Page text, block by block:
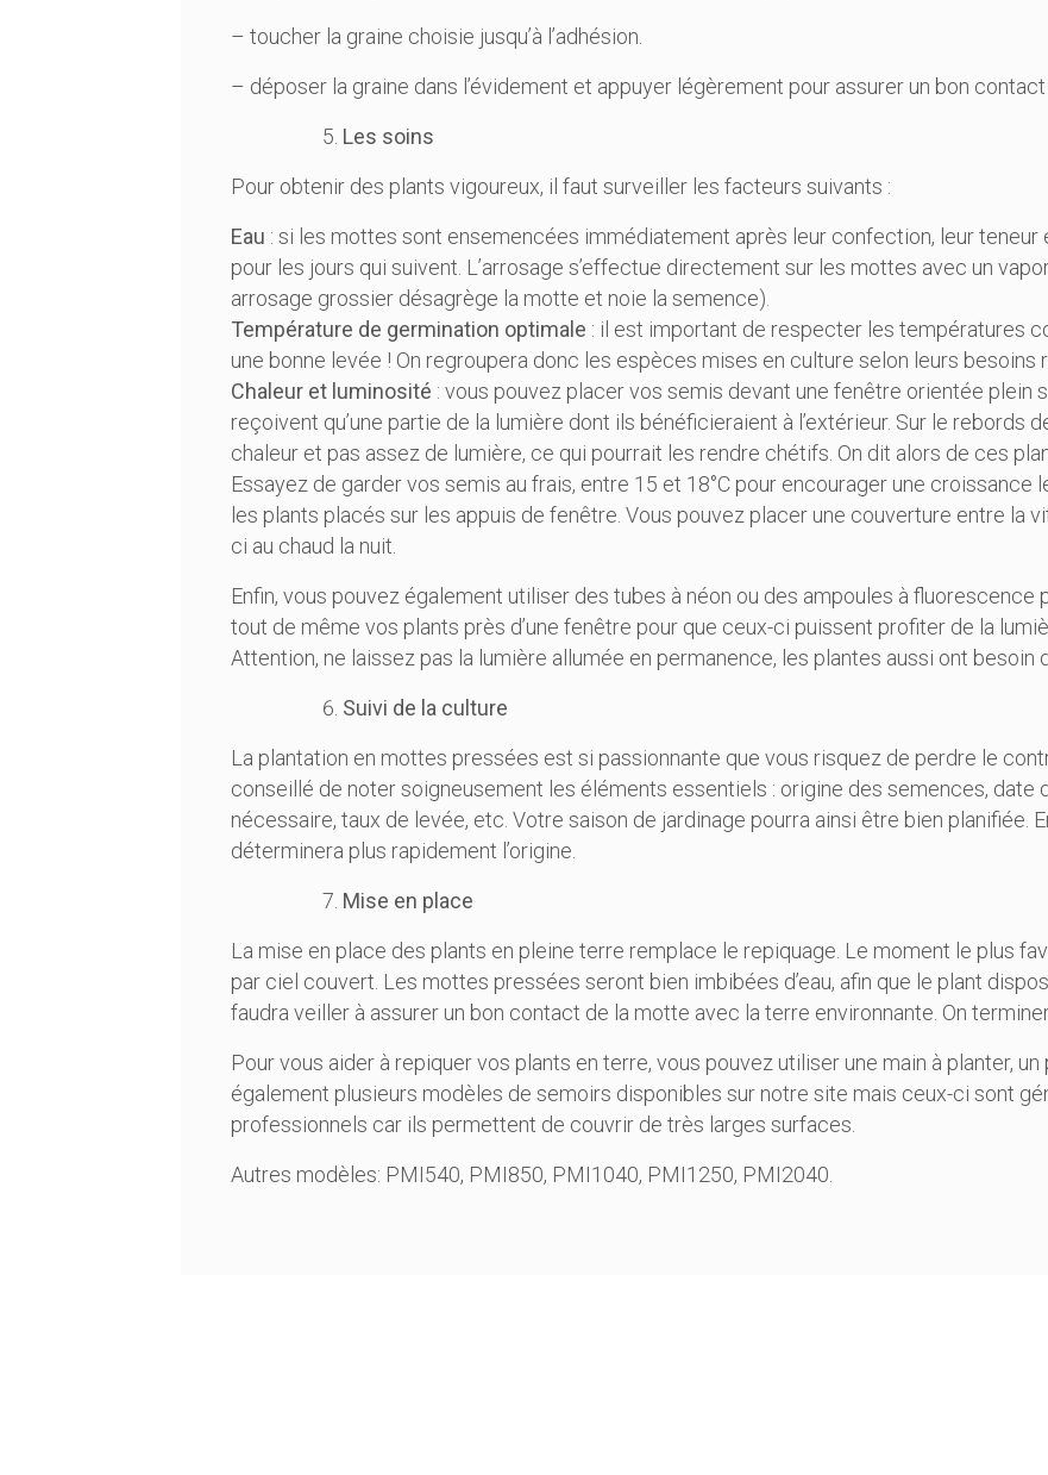
– toucher la graine choisie jusqu’à l’adhésion.
– déposer la graine dans l’évidement et appuyer légèrement pour assurer un bon
Les soins
Pour obtenir des plants vigoureux, il faut surveiller les facteurs suivants :
Eau : si les mottes sont ensemencées immédiatement après leur confection, leur teneur
pour les jours qui suivent. L’arrosage s’effectue directement sur les mottes avec un
arrosage grossier désagrège la motte et noie la semence).
Température de germination optimale : il est important de respecter les températures
une bonne levée ! On regroupera donc les espèces mises en culture selon leurs besoins
Chaleur et luminosité : vous pouvez placer vos semis devant une fenêtre orientée plein
reçoivent qu’une partie de la lumière dont ils bénéficieraient à l’extérieur. Sur le rebords
chaleur et pas assez de lumière, ce qui pourrait les rendre chétifs. On dit alors de ces
Essayez de garder vos semis au frais, entre 15 et 18°C pour encourager une croissance
les plants placés sur les appuis de fenêtre. Vous pouvez placer une couverture entre la
ci au chaud la nuit.
Enfin, vous pouvez également utiliser des tubes à néon ou des ampoules à fluorescence
tout de même vos plants près d’une fenêtre pour que ceux-ci puissent profiter de la
Attention, ne laissez pas la lumière allumée en permanence, les plantes aussi ont besoin
Suivi de la culture
La plantation en mottes pressées est si passionnante que vous risquez de perdre le
conseillé de noter soigneusement les éléments essentiels : origine des semences, date
nécessaire, taux de levée, etc. Votre saison de jardinage pourra ainsi être bien planifiée.
déterminera plus rapidement l’origine.
Mise en place
La mise en place des plants en pleine terre remplace le repiquage. Le moment le plus
par ciel couvert. Les mottes pressées seront bien imbibées d’eau, afin que le plant
faudra veiller à assurer un bon contact de la motte avec la terre environnante. On
Pour vous aider à repiquer vos plants en terre, vous pouvez utiliser une main à planter, un
également plusieurs modèles de semoirs disponibles sur notre site mais ceux-ci sont
professionnels car ils permettent de couvrir de très larges surfaces.
Autres modèles: PMI540, PMI850, PMI1040, PMI1250, PMI2040